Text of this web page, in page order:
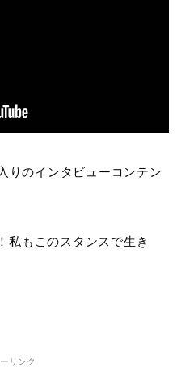
りのインタビューコンテン
私もこのスタンスで生き
リンク